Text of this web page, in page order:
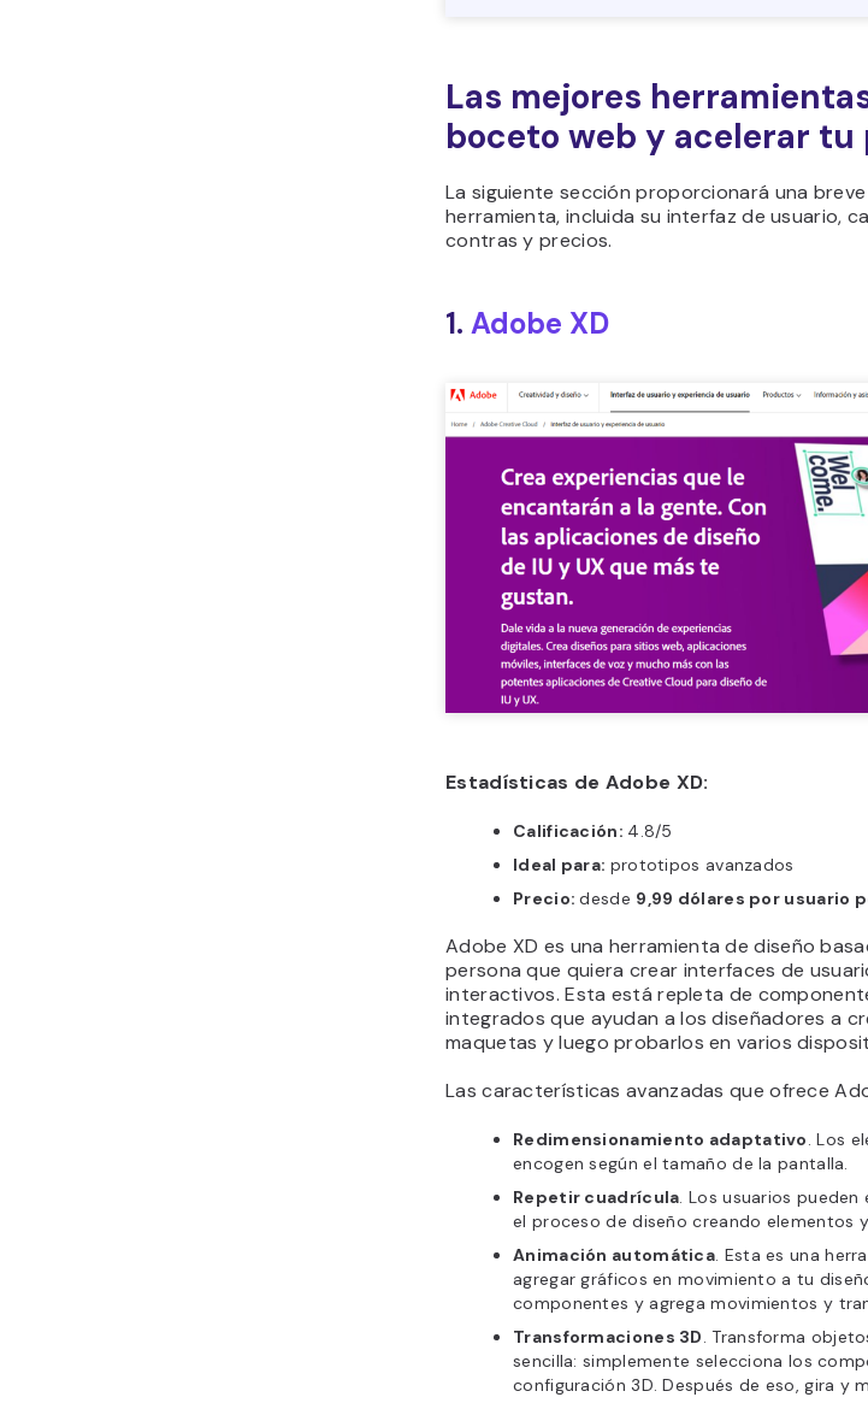
Las mejores
boceto web y acelerar tu
La siguiente sección proporcionará una
herramienta, incluida su interfaz de usuario,
contras y precios.
1. Adobe XD
Estadísticas de Adobe XD:
Calificación: 4.8/5
Ideal para: prototipos avanzados
Precio:desde 9,99 dólares por usuario
Adobe XD es una herramienta de diseño
persona que quiera crear interfaces de
interactivos. Esta está repleta de
integrados que ayudan a los diseñadores a
maquetas y luego probarlos en varios
Las características avanzadas que ofrece
Redimensionamiento adaptativo. Los
encogen según el tamaño de la pantalla.
Repetir cuadrícula. Los usuarios
el proceso de diseño creando elementos
Animación automática. Esta es una
agregar gráficos en movimiento a tu
componentes y agrega movimientos y
Transformaciones 3D. Transforma
sencilla: simplemente selecciona los
configuración 3D. Después de eso, gira y